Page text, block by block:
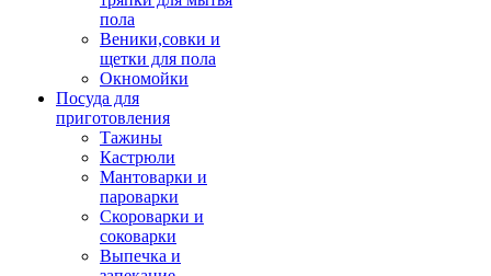
пола
Веники,совки и
щетки для пола
Окномойки
Посуда для
приготовления
Тажины
Кастрюли
Мантоварки и
пароварки
Скороварки и
соковарки
Выпечка и